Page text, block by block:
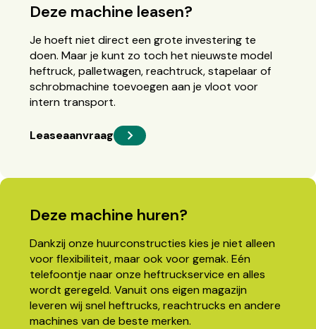
Deze machine leasen?
Je hoeft niet direct een grote investering te
doen. Maar je kunt zo toch het nieuwste model
heftruck, palletwagen, reachtruck, stapelaar of
schrobmachine toevoegen aan je vloot voor
intern transport.
Leaseaanvraag
Deze machine huren?
Dankzij onze huurconstructies kies je niet alleen
voor flexibiliteit, maar ook voor gemak. Eén
telefoontje naar onze heftruckservice en alles
wordt geregeld. Vanuit ons eigen magazijn
leveren wij snel heftrucks, reachtrucks en andere
machines van de beste merken.